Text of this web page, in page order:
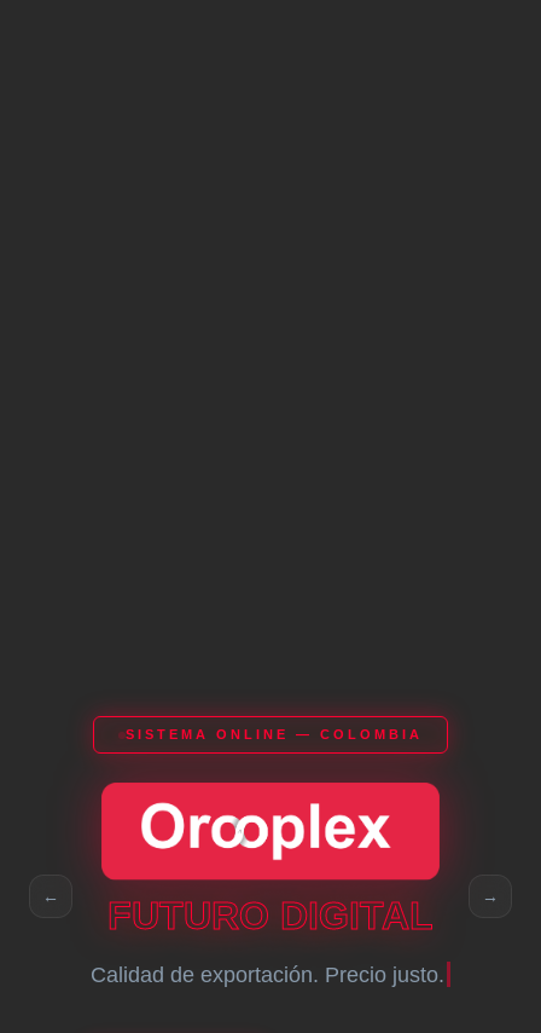
SISTEMA ONLINE — COLOMBIA
FUTURO DIGITAL
Calidad de exportación. Precio justo.
← →